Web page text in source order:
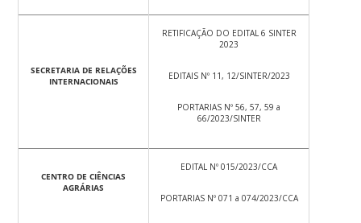
SECRETARIA DE RELAÇÕES
INTERNACIONAIS
RETIFICAÇÃO DO EDITAL 6 SINTER
2023
EDITAIS Nº 11, 12/SINTER/2023
PORTARIAS Nº 56, 57, 59 a
66/2023/SINTER
CENTRO DE CIÊNCIAS
AGRÁRIAS
EDITAL Nº 015/2023/CCA
PORTARIAS Nº 071 a 074/2023/CCA